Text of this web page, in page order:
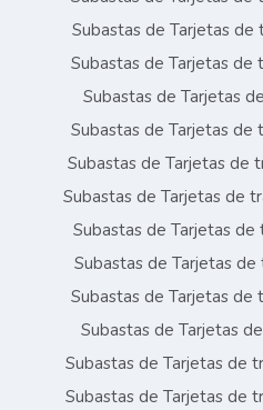
Subastas de Tarjetas
Subastas de Tarjetas de
Subastas de Tarjetas
Subastas de Tarjetas de
Subastas de Tarjetas de
Subastas de Tarjetas de
Subastas de Tarjetas
Subastas de Tarjetas
Subastas de Tarjetas de
Subastas de Tarjetas
Subastas de Tarjetas de
Subastas de Tarjetas de